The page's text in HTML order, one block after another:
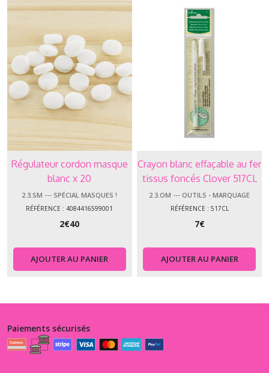
Régulateur cordon masque
blanc x 20
2.3.SM --- SPÉCIAL MASQUES !
RÉFÉRENCE : 4084416599001
2€40
AJOUTER AU PANIER
Crayon blanc effaçable au fer
tissus foncés Clover 517CL
2.3.OM --- OUTILS - MARQUAGE
RÉFÉRENCE : 517CL
7€
AJOUTER AU PANIER
Paiements sécurisés